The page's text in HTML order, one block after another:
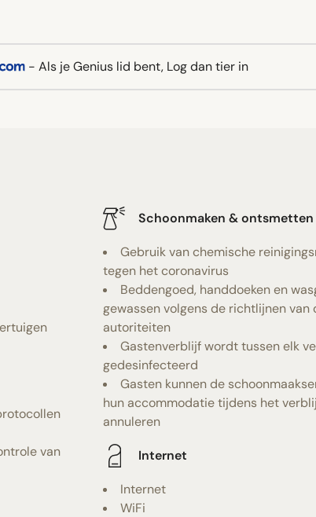
- Als je Genius lid bent, Log dan tier in
van
Schoonmaken & ontsmetten
Gebruik van chemische
tegen het coronavirus
Beddengoed, handdoeken en
gewassen volgens de richtlijnen van
autoriteiten
Gastenverblijf wordt tussen elk
gedesinfecteerd
Gasten kunnen de
hun accommodatie tijdens het
annuleren
Internet
Internet
WiFi